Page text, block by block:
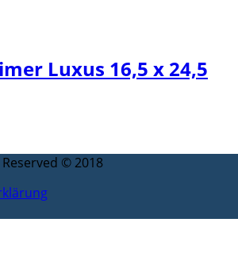
Luxus 16,5 x 24,5
© 2018